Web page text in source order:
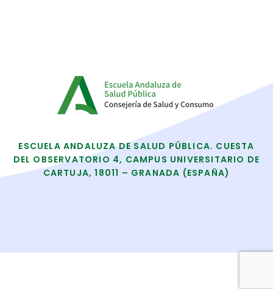
ESCUELA ANDALUZA DE SALUD PÚBLICA. CUESTA
DEL OBSERVATORIO 4, CAMPUS UNIVERSITARIO DE
CARTUJA, 18011 – GRANADA (ESPAÑA)